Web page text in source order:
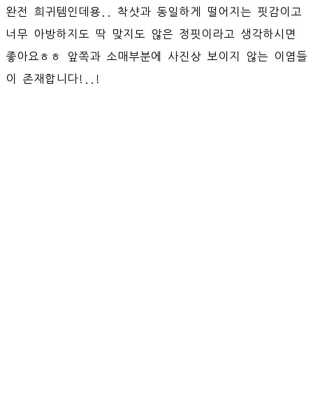
완전 희귀템인데용.. 착샷과 동일하게 떨어지는 핏감이고
너무 아방하지도 딱 맞지도 않은 정핏이라고 생각하시면
좋아요ㅎㅎ 앞쪽과 소매부분에 사진상 보이지 않는 이염들
이 존재합니다!..!